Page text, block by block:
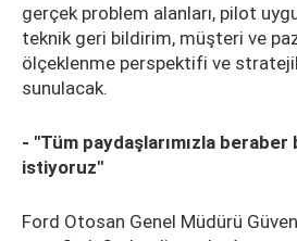
gerçek problem alanları, pilot
teknik geri bildirim, müşteri ve
ölçeklenme perspektifi ve
sunulacak.
- "Tüm paydaşlarımızla
istiyoruz"
Ford Otosan Genel Müdürü